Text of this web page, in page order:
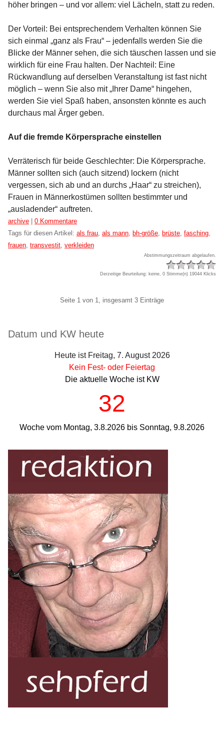
höher bringen – und vor allem: viel Lächeln, statt zu reden.
Der Vorteil: Bei entsprechendem Verhalten können Sie
sich einmal „ganz als Frau“ – jedenfalls werden Sie die
Blicke der Männer sehen, die sich täuschen lassen und sie
wirklich für eine Frau halten. Der Nachteil: Eine
Rückwandlung auf derselben Veranstaltung ist fast nicht
möglich – wenn Sie also mit „Ihrer Dame“ hingehen,
werden Sie viel Spaß haben, ansonsten könnte es auch
durchaus mal Ärger geben.
Auf die fremde Körpersprache einstellen
Verräterisch für beide Geschlechter: Die Körpersprache.
Männer sollten sich (auch sitzend) lockern (nicht
vergessen, sich ab und an durchs „Haar“ zu streichen),
Frauen in Männerkostümen sollten bestimmter und
„ausladender“ auftreten.
Kategorien:
archive
0 Kommentare
Tags für diesen Artikel: als frau, als mann, bh-größe, brüste, fasching,
frauen, transvestit, verkleiden
Abstimmungszeitraum abgelaufen.
Derzeitige Beurteilung: keine, 0 Stimme(n) 19044 Klicks
Seite 1 von 1, insgesamt 3 Einträge
Seitenleiste
Datum und KW heute
Heute ist Freitag, 7. August 2026
Kein Fest- oder Feiertag
Die aktuelle Woche ist KW
32
Woche vom Montag, 3.8.2026 bis Sonntag, 9.8.2026